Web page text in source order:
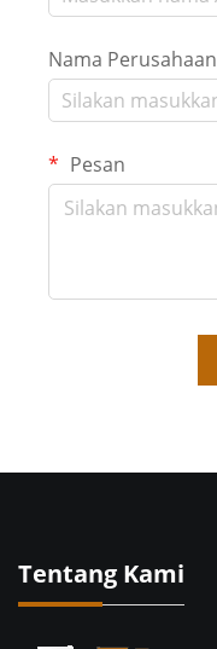
Nama Perusahaan
Pesan
Tentang Kami